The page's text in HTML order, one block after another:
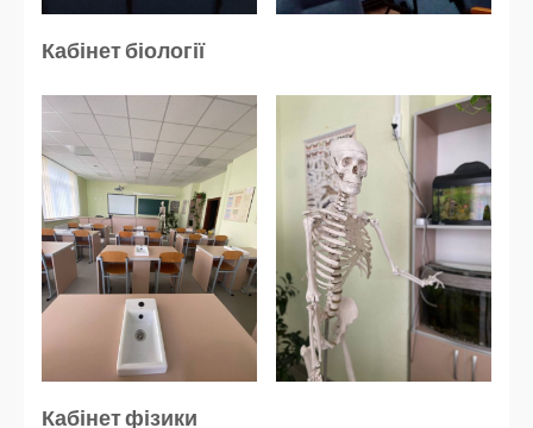
Кабінет біології
Кабінет фізики